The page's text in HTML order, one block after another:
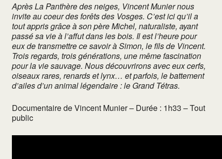
Après La Panthère des neiges, Vincent Munier nous
invite au coeur des forêts des Vosges. C’est ici qu’il a
tout appris grâce à son père Michel, naturaliste, ayant
passé sa vie à l’affut dans les bois. Il est l’heure pour
eux de transmettre ce savoir à Simon, le fils de Vincent.
Trois regards, trois générations, une même fascination
pour la vie sauvage. Nous découvrirons avec eux cerfs,
oiseaux rares, renards et lynx… et parfois, le battement
d’ailes d’un animal légendaire : le Grand Tétras.
Documentaire de Vincent Munier – Durée : 1h33 – Tout
public